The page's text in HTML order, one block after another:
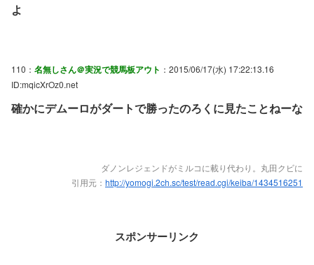
よ
110： 名無しさん＠実況で競馬板アウト ：2015/06/17(水) 17:22:13.16
ID:mqicXrOz0.net
確かにデムーロがダートで勝ったのろくに見たことねーな
ダノンレジェンドがミルコに載り代わり。丸田クビに
引用元： http://yomogi.2ch.sc/test/read.cgi/keiba/1434516251
スポンサーリンク